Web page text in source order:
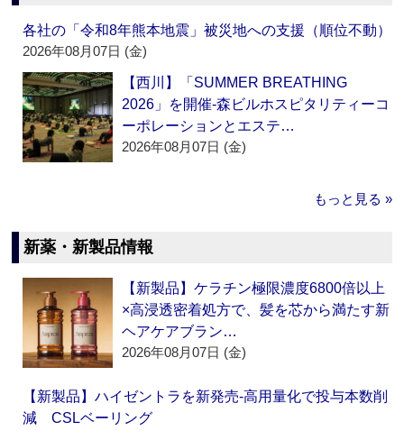
各社の「令和8年熊本地震」被災地への支援（順位不動）
2026年08月07日 (金)
【西川】「SUMMER BREATHING
2026」を開催‐森ビルホスピタリティーコ
ーポレーションとエステ…
2026年08月07日 (金)
もっと見る »
新薬・新製品情報
【新製品】ケラチン極限濃度6800倍以上
×高浸透密着処方で、髪を芯から満たす新
ヘアケアブラン…
2026年08月07日 (金)
【新製品】ハイゼントラを新発売‐高用量化で投与本数削
減 CSLベーリング